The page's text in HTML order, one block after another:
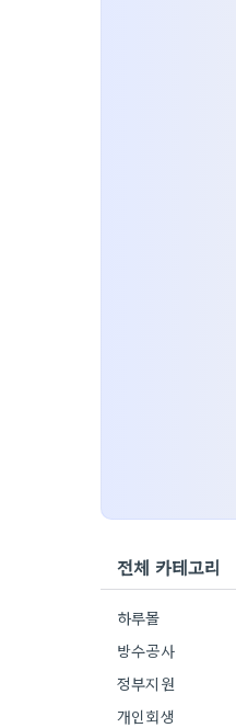
전체 카테고리
하루몰
방수공사
정부지원
개인회생